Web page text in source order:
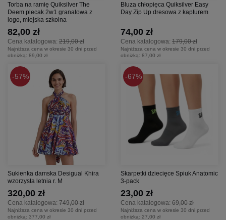
Torba na ramię Quiksilver The
Deem plecak 2w1 granatowa z
logo, miejska szkolna
Cena katalogowa: 219,00 zł
82,00 zł
Najniższa cena w okresie 30 dni przed
obniżką: 89,00 zł
Bluza chłopięca Quiksilver Easy
Day Zip Up dresowa z kapturem
Cena katalogowa: 179,00 zł
74,00 zł
Najniższa cena w okresie 30 dni przed
obniżką: 87,00 zł
57%
Sukienka damska Desigual Khira
wzorzysta letnia r. M
Cena katalogowa: 749,00 zł
320,00 zł
Najniższa cena w okresie 30 dni przed
obniżką: 377,00 zł
67%
Skarpetki dziecięce Spiuk Anatomic
3-pack
Cena katalogowa: 69,00 zł
23,00 zł
Najniższa cena w okresie 30 dni przed
obniżką: 27,00 zł